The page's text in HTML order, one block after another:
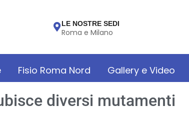
LE NOSTRE SEDI
Roma e Milano
Fisio Roma Nord Gallery e Video
diversi mutamenti